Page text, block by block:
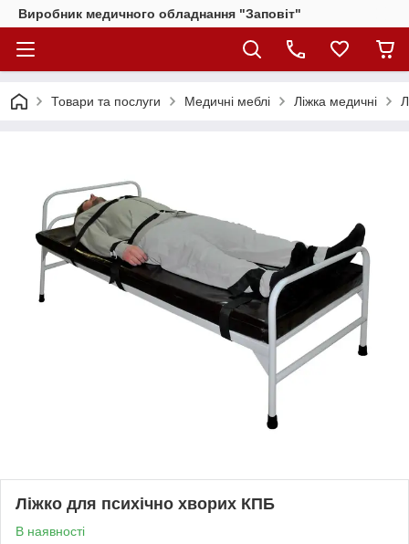
Виробник медичного обладнання "Заповіт"
Товари та послуги Медичні меблі Ліжка медичні
Ліжко для психічно хворих КПБ
В наявності